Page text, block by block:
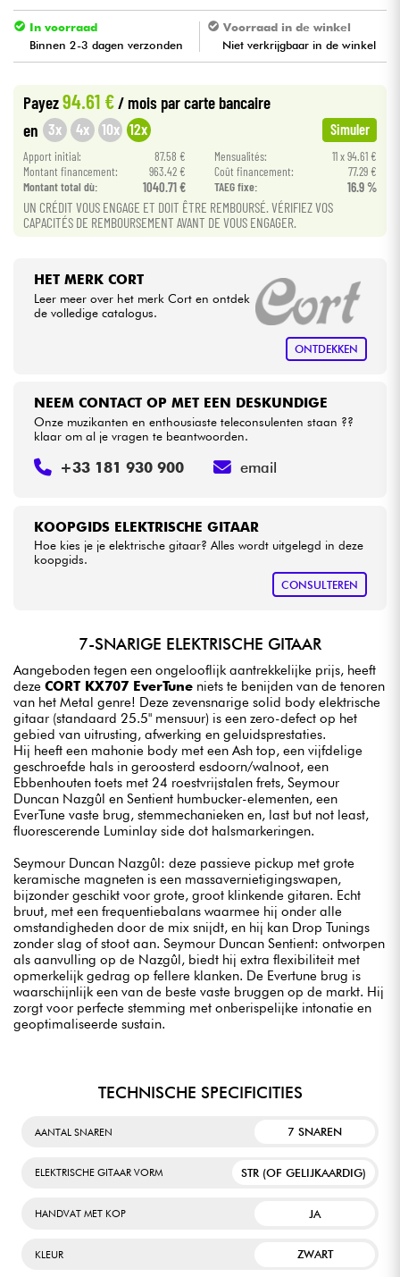
Viool & Quatuor
Kabels & toebehoren
HiFi
Sets
In voorraad
Binnen 2-3 dagen verzonden
Voorraad in de winkel
Niet verkrijgbaar in de winkel
Payez94.61 €/ mois par carte bancaire
en 3x 4x 10x 12x Simuler
Apport initial: 87.58 € Mensualités:
11 x 94.61 €
Montant financement:
963.42 € Coût financement:
77.29 €
Montant total dù:
1040.71 € TAEG fixe: 16.9 %
UN CRÉDIT VOUS ENGAGE ET DOIT ÊTRE REMBOURSÉ. VÉRIFIEZ VOS
CAPACITÉS DE REMBOURSEMENT AVANT DE VOUS ENGAGER.
HET MERK CORT
Leer meer over het merk Cort en ontdek
de volledige catalogus.
ONTDEKKEN
KOOPGIDS ELEKTRISCHE GITAAR
Hoe kies je je elektrische gitaar? Alles wordt uitgelegd in deze
koopgids.
CONSULTEREN
NEEM CONTACT OP MET EEN DESKUNDIGE
Onze muzikanten en enthousiaste teleconsulenten staan ??
klaar om al je vragen te beantwoorden.
+33 181 930 900 email
7-SNARIGE ELEKTRISCHE GITAAR
Aangeboden tegen een ongelooflijk aantrekkelijke prijs, heeft
deze CORT KX707 EverTune niets te benijden van de tenoren
van het Metal genre! Deze zevensnarige solid body elektrische
gitaar (standaard 25.5" mensuur) is een zero-defect op het
gebied van uitrusting, afwerking en geluidsprestaties.
Hij heeft een mahonie body met een Ash top, een vijfdelige
geschroefde hals in geroosterd esdoorn/walnoot, een
Ebbenhouten toets met 24 roestvrijstalen frets, Seymour
Duncan Nazgûl en Sentient humbucker-elementen, een
EverTune vaste brug, stemmechanieken en, last but not least,
fluorescerende Luminlay side dot halsmarkeringen.
Seymour Duncan Nazgûl: deze passieve pickup met grote
keramische magneten is een massavernietigingswapen,
bijzonder geschikt voor grote, groot klinkende gitaren. Echt
bruut, met een frequentiebalans waarmee hij onder alle
omstandigheden door de mix snijdt, en hij kan Drop Tunings
zonder slag of stoot aan. Seymour Duncan Sentient: ontworpen
als aanvulling op de Nazgûl, biedt hij extra flexibiliteit met
opmerkelijk gedrag op fellere klanken. De Evertune brug is
waarschijnlijk een van de beste vaste bruggen op de markt. Hij
zorgt voor perfecte stemming met onberispelijke intonatie en
geoptimaliseerde sustain.
TECHNISCHE SPECIFICITIES
AANTAL SNAREN 7 SNAREN
ELEKTRISCHE GITAAR VORM STR (OF GELIJKAARDIG)
HANDVAT MET KOP JA
KLEUR ZWART